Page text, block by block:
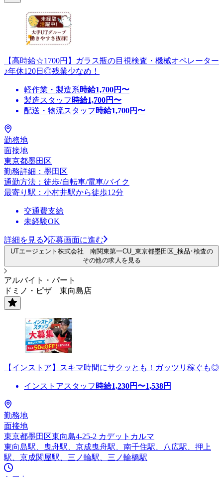
【高時給☆1700円】ガラス瓶の目視検査・機械オペレーター
♪年休120日◎残業少なめ！
軽作業・製造系時給1,700円〜
製造スタッフ 時給1,700円〜
配送・物流スタッフ 時給1,700円〜
勤務地
面接地
東京都墨田区
勤務詳細：墨田区
通勤方法：徒歩/自転車/電車/バイク
最寄り駅：小村井駅から徒歩12分
交通費支給
未経験OK
詳細を見る 応募画面に進む
UTエージェント株式会社 南関東第一CU_東京都墨田区_検品･検査の
その他の求人を見る
アルバイト・パート
ドミノ・ピザ 東向島店
【インストア】スキマ時間にサクッとも！ガッツリ稼ぐも◎
インストアスタッフ 時給1,230円〜1,538円
勤務地
面接地
東京都墨田区東向島4-25-2 カデットカルマ
東向島駅、曳舟駅、京成曳舟駅、南千住駅、八広駅、押上
駅、京成関屋駅、三ノ輪駅、三ノ輪橋駅